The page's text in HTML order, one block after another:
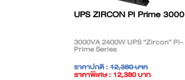
UPS ZIRCON PI Prime 3000
3000VA 2400W UPS “Zircon” Pi-
Prime Series
ราคาปกติ :12,380 บาท
ราคาพิเศษ : 12,380 บาท